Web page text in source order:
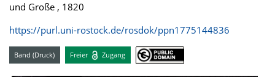
und Große , 1820
https://purl.uni-rostock.de/rosdok/ppn1775144836
Band (Druck) Freier Zugang